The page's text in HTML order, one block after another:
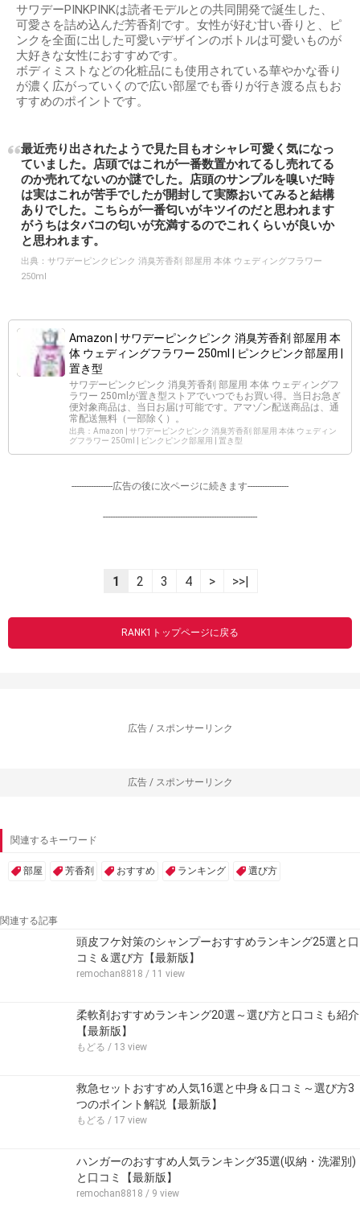
サワデーPINKPINKは読者モデルとの共同開発で誕生した、
可愛さを詰め込んだ芳香剤です。女性が好む甘い香りと、ピ
ンクを全面に出した可愛いデザインのボトルは可愛いものが
大好きな女性におすすめです。
ボディミストなどの化粧品にも使用されている華やかな香り
が濃く広がっていくので広い部屋でも香りが行き渡る点もお
すすめのポイントです。
最近売り出されたようで見た目もオシャレ可愛く気になっ
ていました。店頭ではこれが一番数置かれてるし売れてる
のか売れてないのか謎でした。店頭のサンプルを嗅いだ時
は実はこれが苦手でしたが開封して実際おいてみると結構
ありでした。こちらが一番匂いがキツイのだと思われます
がうちはタバコの匂いが充満するのでこれくらいが良いか
と思われます。
出典： サワデーピンクピンク 消臭芳香剤 部屋用 本体 ウェディングフラワー
250ml
Amazon | サワデーピンクピンク 消臭芳香剤 部屋用 本
体 ウェディングフラワー 250ml | ピンクピンク部屋用 |
置き型
サワデーピンクピンク 消臭芳香剤 部屋用 本体 ウェディングフ
ラワー 250mlが置き型ストアでいつでもお買い得。当日お急ぎ
便対象商品は、当日お届け可能です。アマゾン配送商品は、通
常配送無料（一部除く）。
出典：Amazon | サワデーピンクピンク 消臭芳香剤 部屋用 本体 ウェディン
グフラワー 250ml | ピンクピンク部屋用 | 置き型
-----------------広告の後に次ページに続きます-----------------
----------------------------------------------------------------
1 2 3 4 > >>|
RANK1トップページに戻る
広告 / スポンサーリンク
広告 / スポンサーリンク
関連するキーワード
部屋 芳香剤 おすすめ ランキング 選び方
関連する記事
頭皮フケ対策のシャンプーおすすめランキング25選と口
コミ＆選び方【最新版】
remochan8818 / 11 view
柔軟剤おすすめランキング20選～選び方と口コミも紹介
【最新版】
もどる / 13 view
救急セットおすすめ人気16選と中身＆口コミ～選び方3
つのポイント解説【最新版】
もどる / 17 view
ハンガーのおすすめ人気ランキング35選(収納・洗濯別)
と口コミ【最新版】
remochan8818 / 9 view